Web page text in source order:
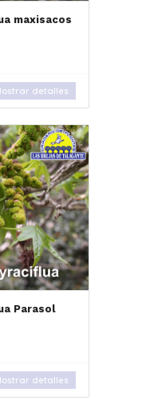
maxisacos
detalles
Parasol
detalles